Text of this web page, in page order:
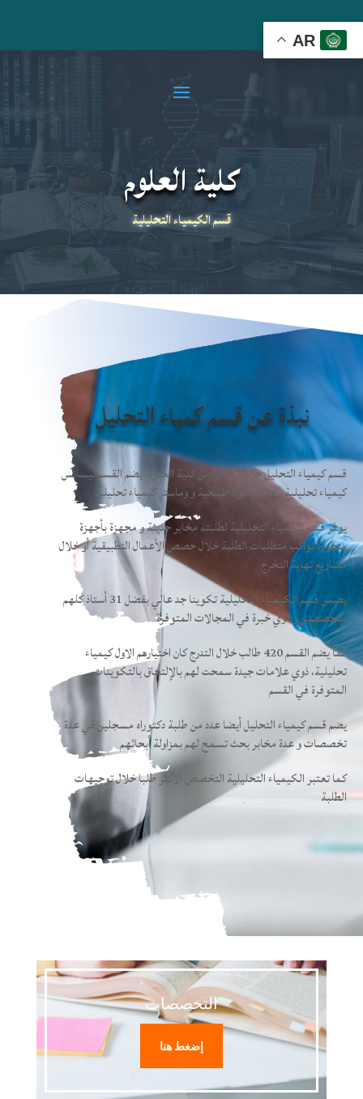
AR
كلية العلوم
قسم الكيمياء التحليلية
نبذة عن قسم كمياء التحليل
قسم كيمياء التحليل جزء لا يتجزأ من كلية العلوم، يضم القسم ليسانس
كيمياء تحليلية ، ماستر مواد طبيعية و وماستر كيمياء تحليلية
يوفر قسم الكمياء التحليلية لطلبته مخابر حديثة و مجهزة بأجهزة
متطورة تواكب متطلبات الطلبة خلال حصص الأعمال التطبيقية أو خلال
مشاريع نهاية التخرج
يضمن قسم الكيمياء التحليلية تكوينا جد عالي بفضل 31 أستاذ كلهم
متخصصين و ذوي خبرة في المجالات المتوفرة
كما يضم القسم 420 طالب خلال التدرج كان اختيارهم الاول كيمياء
تحليلية، ذوي علامات جيدة سمحت لهم بالإلتحاق بالتكوينات
المتوفرة في القسم
يضم قسم كيمياء التحليل أيضا عدد من طلبة دكتوراه مسجلين في عدة
تخصصات و عدة مخابر بحث تسمح لهم بمزاولة أبحاثهم
كما تعتبر الكيمياء التحليلية التخصص الأكثر طلبا خلال توجيهات
الطلبة
التخصصات
إضغط هنا